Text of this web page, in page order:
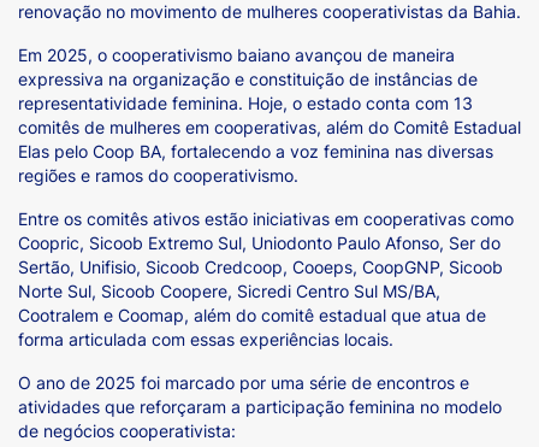
renovação no movimento de mulheres cooperativistas da Bahia.
Em 2025, o cooperativismo baiano avançou de maneira
expressiva na organização e constituição de instâncias de
representatividade feminina. Hoje, o estado conta com 13
comitês de mulheres em cooperativas, além do Comitê Estadual
Elas pelo Coop BA, fortalecendo a voz feminina nas diversas
regiões e ramos do cooperativismo.
Entre os comitês ativos estão iniciativas em cooperativas como
Coopric, Sicoob Extremo Sul, Uniodonto Paulo Afonso, Ser do
Sertão, Unifisio, Sicoob Credcoop, Cooeps, CoopGNP, Sicoob
Norte Sul, Sicoob Coopere, Sicredi Centro Sul MS/BA,
Cootralem e Coomap, além do comitê estadual que atua de
forma articulada com essas experiências locais.
O ano de 2025 foi marcado por uma série de encontros e
atividades que reforçaram a participação feminina no modelo
de negócios cooperativista: